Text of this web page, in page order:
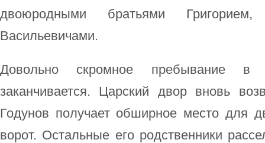
двоюродными братьями
Васильевичами.
Довольно скромное пребывание в
заканчивается. Царский двор вновь
Годунов получает обширное место для
ворот. Остальные его родственники